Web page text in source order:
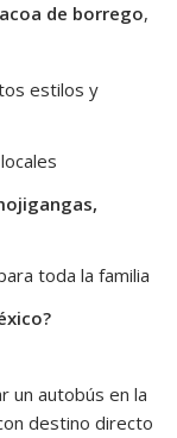
de borrego,
estilos y
toda la familia
un autobús en la
destino directo